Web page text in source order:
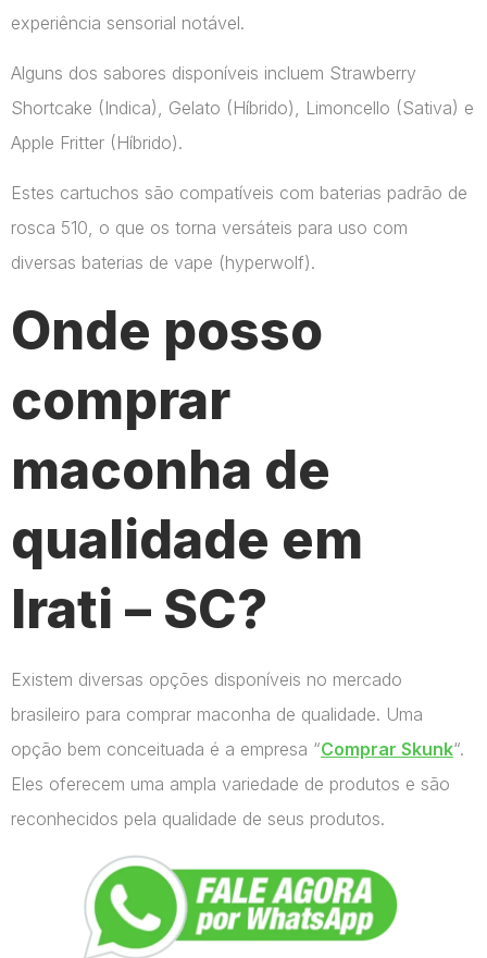
experiência sensorial notável.
Alguns dos sabores disponíveis incluem Strawberry
Shortcake (Indica), Gelato (Híbrido), Limoncello (Sativa) e
Apple Fritter (Híbrido).
Estes cartuchos são compatíveis com baterias padrão de
rosca 510, o que os torna versáteis para uso com
diversas baterias de vape​ (hyperwolf)​.
Onde posso
comprar
maconha de
qualidade em
Irati – SC?
Existem diversas opções disponíveis no mercado
brasileiro para comprar maconha de qualidade. Uma
opção bem conceituada é a empresa “Comprar Skunk“.
Eles oferecem uma ampla variedade de produtos e são
reconhecidos pela qualidade de seus produtos.